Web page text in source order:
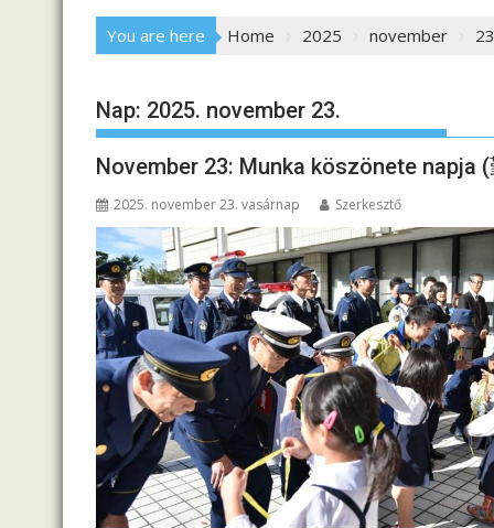
You are here Home 2025 november 23
Nap: 2025. november 23.
November 23: Munka köszönete napja
2025. november 23. vasárnap Szerkesztő